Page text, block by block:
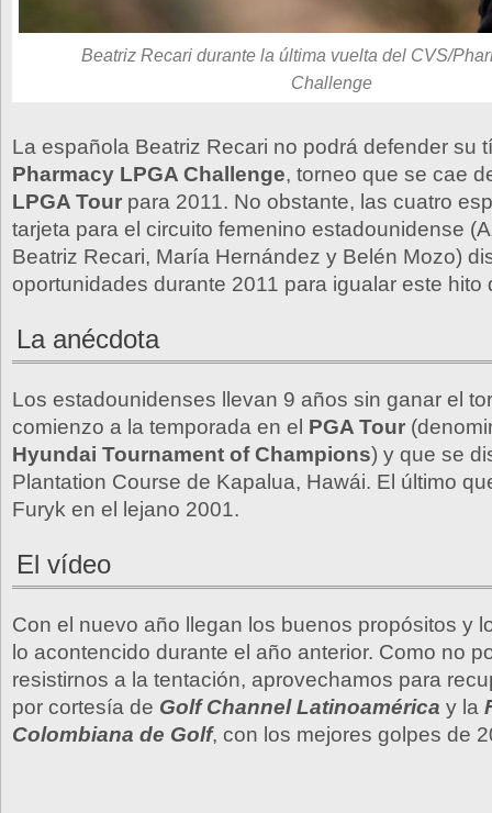
Beatriz Recari durante la última vuelta del CVS/
Challenge
La española Beatriz Recari no podrá defender su
Pharmacy LPGA Challenge, torneo que se cae
LPGA Tour para 2011. No obstante, las cuatro
tarjeta para el circuito femenino estadounidense
Beatriz Recari, María Hernández y Belén Mozo)
oportunidades durante 2011 para igualar este hito
La anécdota
Los estadounidenses llevan 9 años sin ganar el
comienzo a la temporada en el PGA Tour
Hyundai Tournament of Champions) y que se
Plantation Course de Kapalua, Hawái. El último
Furyk en el lejano 2001.
El vídeo
Con el nuevo año llegan los buenos propósitos y
lo acontencido durante el año anterior. Como no
resistirnos a la tentación, aprovechamos para
por cortesía de Golf Channel Latinoamérica y la
Colombiana de Golf, con los mejores golpes de